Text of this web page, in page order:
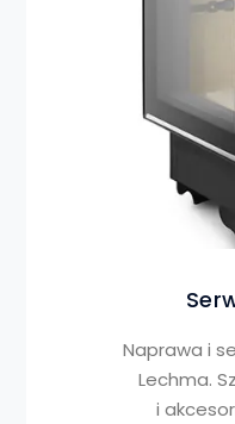
Naprawa i
Lechma.
i